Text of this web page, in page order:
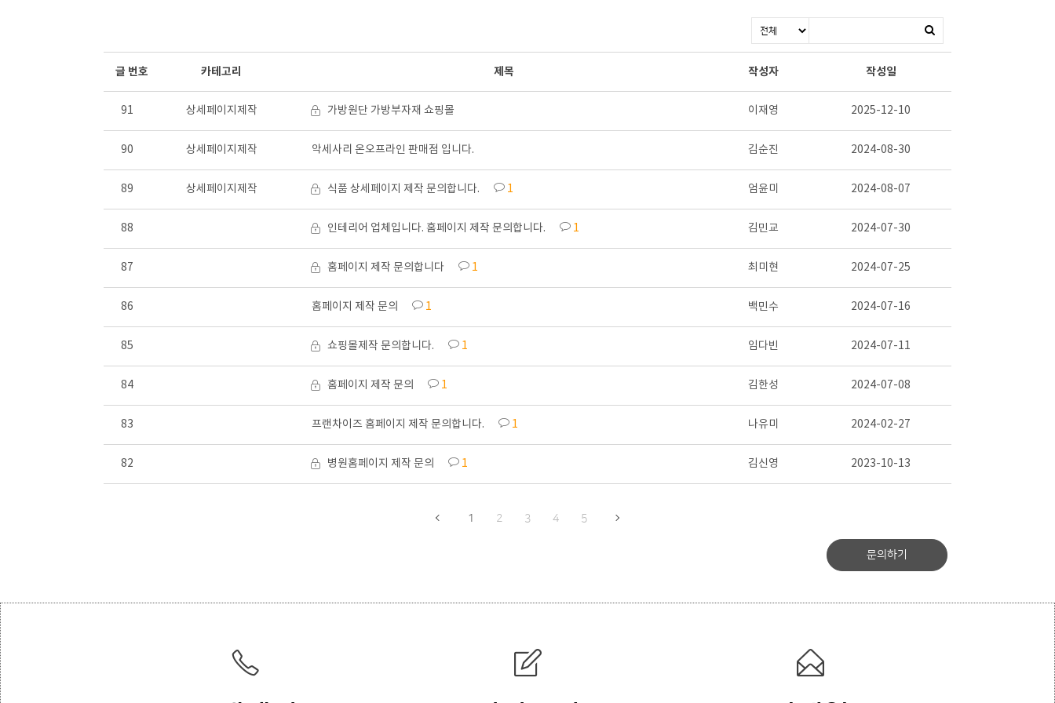
글 번호 카테고리 제목 작성자 작성일
91 상세페이지제작 가방원단 가방부자재 쇼핑몰 이재영 2025-12-10
90 상세페이지제작 악세사리 온오프라인 판매점 입니다. 김순진 2024-08-30
89 상세페이지제작 식품 상세페이지 제작 문의합니다. 1 엄윤미 2024-08-07
88 인테리어 업체입니다. 홈페이지 제작 문의합니다. 1 김민교 2024-07-30
87 홈페이지 제작 문의합니다 1 최미현 2024-07-25
86 홈페이지 제작 문의 1 백민수 2024-07-16
85 쇼핑몰제작 문의합니다. 1 임다빈 2024-07-11
84 홈페이지 제작 문의 1 김한성 2024-07-08
83 프랜차이즈 홈페이지 제작 문의합니다. 1 나유미 2024-02-27
82 병원홈페이지 제작 문의 1 김신영 2023-10-13
1 2 3 4 5
문의하기